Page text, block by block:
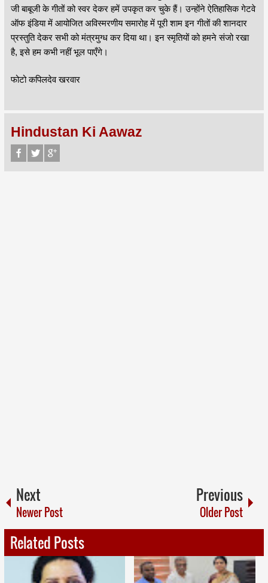
जी बाबूजी के गीतों को स्वर देकर हमें उपकृत कर चुके हैं। उन्होंने ऐतिहासिक गेटवे
ऑफ इंडिया में आयोजित अविस्मरणीय समारोह में पूरी शाम इन गीतों की शानदार
प्रस्तुति देकर सभी को मंत्रमुग्ध कर दिया था। इन स्मृतियों को हमने संजो रखा
है, इसे हम कभी नहीं भूल पाएँगे।
फोटो कपिलदेव खरवार
Hindustan Ki Aawaz
Next
Newer Post
Previous
Older Post
Related Posts